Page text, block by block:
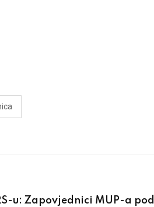
u: Zapovjednici MUP-a pod